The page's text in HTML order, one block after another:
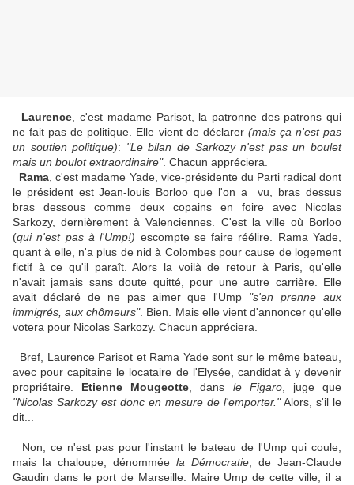
Laurence , c'est madame Parisot, la patronne des patrons qui
ne fait pas de politique. Elle vient de déclarer (mais ça n'est pas
un soutien politique): "Le bilan de Sarkozy n'est pas un boulet
mais un boulot extraordinaire". Chacun appréciera.
Rama , c'est madame Yade, vice-présidente du Parti radical dont
le président est Jean-louis Borloo que l'on a vu, bras dessus
bras dessous comme deux copains en foire avec Nicolas
Sarkozy, dernièrement à Valenciennes. C'est la ville où Borloo
(qui n'est pas à l'Ump!) escompte se faire réélire. Rama Yade,
quant à elle, n'a plus de nid à Colombes pour cause de logement
fictif à ce qu'il paraît. Alors la voilà de retour à Paris, qu'elle
n'avait jamais sans doute quitté, pour une autre carrière. Elle
avait déclaré de ne pas aimer que l'Ump "s'en prenne aux
immigrés, aux chômeurs". Bien. Mais elle vient d'annoncer qu'elle
votera pour Nicolas Sarkozy. Chacun appréciera.
Bref, Laurence Parisot et Rama Yade sont sur le même bateau,
avec pour capitaine le locataire de l'Elysée, candidat à y devenir
propriétaire. Etienne Mougeotte , dans le Figaro, juge que
"Nicolas Sarkozy est donc en mesure de l'emporter."Alors, s'il le
dit...
Non, ce n'est pas pour l'instant le bateau de l'Ump qui coule,
mais la chaloupe, dénommée la Démocratie , de Jean-Claude
Gaudin dans le port de Marseille. Maire Ump de cette ville, il a